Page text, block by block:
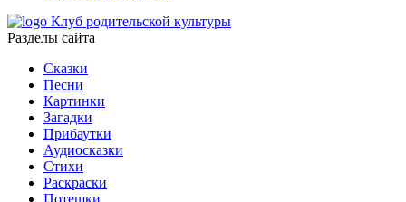
Клуб родительской культуры
Разделы сайта
Сказки
Песни
Картинки
Загадки
Прибаутки
Аудиосказки
Стихи
Раскраски